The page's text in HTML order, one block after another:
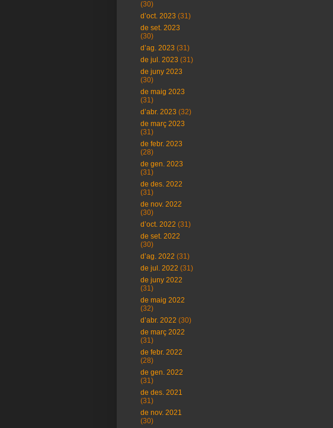
(30)
d’oct. 2023 (31)
de set. 2023
(30)
d’ag. 2023 (31)
de jul. 2023 (31)
de juny 2023
(30)
de maig 2023
(31)
d’abr. 2023 (32)
de març 2023
(31)
de febr. 2023
(28)
de gen. 2023
(31)
de des. 2022
(31)
de nov. 2022
(30)
d’oct. 2022 (31)
de set. 2022
(30)
d’ag. 2022 (31)
de jul. 2022 (31)
de juny 2022
(31)
de maig 2022
(32)
d’abr. 2022 (30)
de març 2022
(31)
de febr. 2022
(28)
de gen. 2022
(31)
de des. 2021
(31)
de nov. 2021
(30)